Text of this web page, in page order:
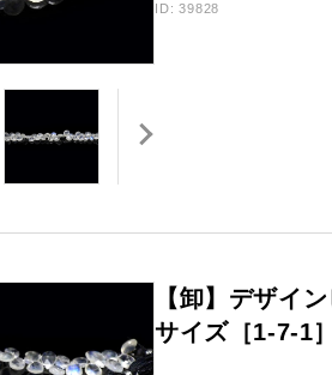
ID: 39828
【卸】デザイ
サイズ［1-7-1］